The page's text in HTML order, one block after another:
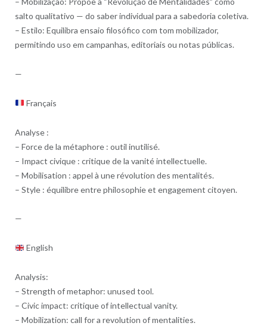
salto qualitativo — do saber individual para a sabedoria coletiva.
– Estilo: Equilibra ensaio filosófico com tom mobilizador,
permitindo uso em campanhas, editoriais ou notas públicas.
—
Français
Analyse :
– Force de la métaphore : outil inutilisé.
– Impact civique : critique de la vanité intellectuelle.
– Mobilisation : appel à une révolution des mentalités.
– Style : équilibre entre philosophie et engagement citoyen.
—
English
Analysis:
– Strength of metaphor: unused tool.
– Civic impact: critique of intellectual vanity.
– Mobilization: call for a revolution of mentalities.